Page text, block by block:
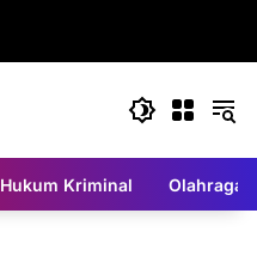
Hukum Kriminal Olahraga